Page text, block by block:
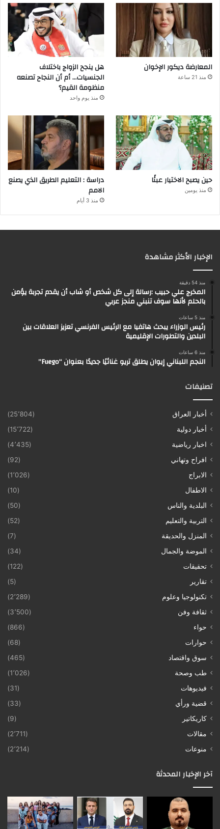
المعارضة ديكور الإخوان
منذ 21 ساعة
هل ينجح الزواج باختلاف
الجنسيات… أم أن النجاح تصنعه
منظومة القيم؟
منذ يوم واحد
حين يصبح الاختيار عبئًا
منذ يومين
دراسة : التعليم الطريق الذي يصنع
الامم
منذ 3 أيام
الإخبار الأكثر مشاهدة
منذ 54 دقيقة
المخرج علي حبيب :رسالة إلى كل شخص أو شاب أن يقدم تجربة يؤمن
بالحلم لأنها سوف تنبني منجز عربي
منذ 5 ساعات
رئيس الوزراء يبحث هاتفيا مع الرئيس الفرنسي تعزيز العلاقات بين
البلدين والتطورات الإقليمية
منذ 6 ساعات
النجم اللبناني إيوان يطلق تريو غنائيًا جديدًا بعنوان “Fuego”
تصنيفات
أخبار العراق
(25٬804)
أخبار دولية
(15٬722)
اخبار رياضية
(4٬435)
افراح وتهاني
(92)
الابراج
(1٬026)
الاطفال
(10)
البلدية والناس
(50)
التربية والتعليم
(52)
المنزل والحديقة
(7)
الموضة والجمال
(34)
تحقيقات
(122)
تقارير
(5)
تكنولوجيا وعلوم
(2٬289)
ثقافة وفن
(3٬500)
حواء
(866)
حوارات
(68)
سوق واقتصاد
(465)
طب وصحة
(1٬026)
فيديوهات
(31)
قضية ورأي
(33)
كاريكاتير
(9)
مقالات
(2٬711)
منوعات
(2٬214)
آخر الإخبار المحدثة